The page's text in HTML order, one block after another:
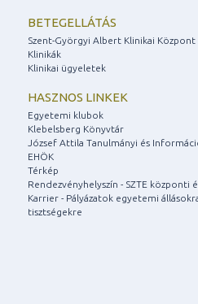
BETEGELLÁTÁS
Szent-Györgyi Albert Klinikai Központ
Klinikák
Klinikai ügyeletek
HASZNOS LINKEK
Egyetemi klubok
Klebelsberg Könyvtár
József Attila Tanulmányi és
EHÖK
Térkép
Rendezvényhelyszín - SZTE központi
Karrier - Pályázatok egyetemi
tisztségekre